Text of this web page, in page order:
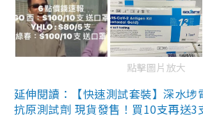
點擊圖片放大
延伸閱讀：【快速測試套裝】深水
抗原測試劑 現貨發售！買10支再送3